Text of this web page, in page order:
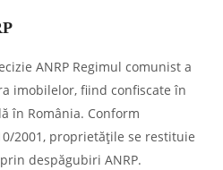
ANRP Regimul comunist a
imobilelor, fiind confiscate în
în România. Conform
2001, proprietățile se restituie
despăgubiri ANRP.